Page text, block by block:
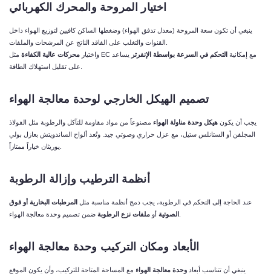
اختيار المروحة والمحرك الكهربائي
ينبغي أن تكون سعة المروحة (معدل تدفق الهواء) وضغطها الساكن كافيين لتوزيع الهواء داخل
واختيار محركات عالية الكفاءة مثل EC مع إمكانية التحكم في السرعة بواسطة الإنفرتر يساعد
تصميم الهيكل الخارجي لوحدة معالجة الهواء
يجب أن يكون هيكل وحدة مناولة الهواء مصنوعاً من مواد مقاومة للتآكل والرطوبة مثل الفولاذ
المجلفن أو الستانلس ستيل، مع عزل حراري وصوتي جيد. وتُعد ألواح الساندويتش بعازل بولي
أنظمة الترطيب وإزالة الرطوبة
عند الحاجة إلى التحكم في الرطوبة، يجب دمج أنظمة مناسبة مثل المرطبات البخارية أو فوق
الصوتية أو ملفات نزع الرطوبة
الأبعاد ومكان التركيب وحدة معالجة الهواء
ينبغي أن تتناسب أبعاد وحدة معالجة الهواء مع المساحة المتاحة للتركيب، وأن يكون الموقع